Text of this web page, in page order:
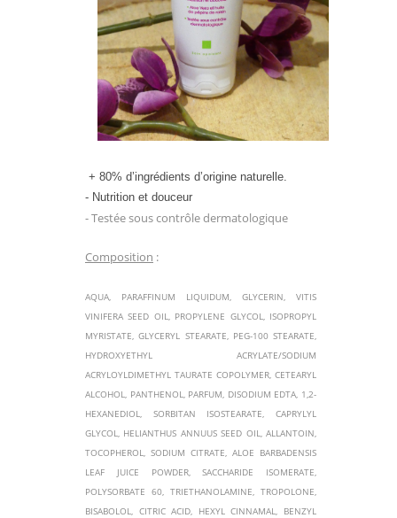
+ 80% d’ingrédients d’origine naturelle.
- Nutrition et douceur
- Testée sous contrôledermatologique
Composition :
AQUA, PARAFFINUM LIQUIDUM, GLYCERIN, VITIS
VINIFERA SEED OIL, PROPYLENE GLYCOL, ISOPROPYL
MYRISTATE, GLYCERYL STEARATE, PEG-100 STEARATE,
HYDROXYETHYL ACRYLATE/SODIUM
ACRYLOYLDIMETHYL TAURATE COPOLYMER, CETEARYL
ALCOHOL, PANTHENOL, PARFUM, DISODIUM EDTA, 1,2-
HEXANEDIOL, SORBITAN ISOSTEARATE, CAPRYLYL
GLYCOL, HELIANTHUS ANNUUSSEED OIL, ALLANTOIN,
TOCOPHEROL, SODIUM CITRATE, ALOE BARBADENSIS
LEAF JUICE POWDER, SACCHARIDE ISOMERATE,
POLYSORBATE 60, TRIETHANOLAMINE, TROPOLONE,
BISABOLOL, CITRIC ACID, HEXYLCINNAMAL, BENZYL